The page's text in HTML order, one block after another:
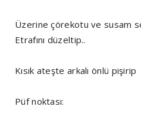
Üzerine çörekotu ve susam
Etrafını düzeltip..
Kısık ateşte arkalı önlü pişirip
Püf noktası: